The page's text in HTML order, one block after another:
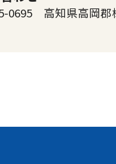
高知県高岡郡